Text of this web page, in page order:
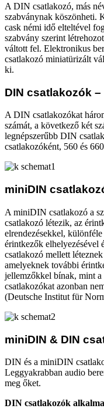
A DIN csatlakozó, más
szabványnak köszönheti.
cask némi idő elteltével
szabvány szerint
váltott fel. Elektronikus
csatlakozó miniatürizált
ki.
DIN csatlakozók
A DIN csatlakozókat
számát, a következő két
legnépszerűbb DIN
csatlakozóként, 560 és
miniDIN
A miniDIN csatlakozó a
csatlakozó létezik, az
elrendezésekkel,
érintkezők elhelyezésével
csatlakozó mellett
amelyeknek további
jellemzőkkel bínak, mint a
csatlakozókat azonban
(Deutsche Institut für
miniDIN & DIN
DIN és a miniDIN
Leggyakrabban audio
meg őket.
DIN csatlakozók